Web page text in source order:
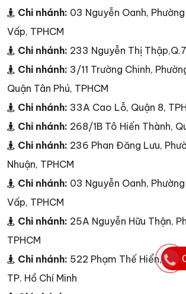
Chi nhánh: 03 Nguyễn Oanh,
Vấp, TPHCM
Chi nhánh: 233 Nguyễn Thị
Chi nhánh: 3/11 Trường Chinh,
Quận Tân Phú, TPHCM
Chi nhánh: 33A Cao Lỗ, Quận 8,
Chi nhánh: 268/1B Tô Hiến Thành,
Chi nhánh: 236 Phan Đăng Lưu,
Nhuận, TPHCM
Chi nhánh: 03 Nguyễn Oanh,
Vấp, TPHCM
Chi nhánh: 25A Nguyễn Hữu Thận,
TPHCM
Chi nhánh: 522 Phạm Thế Hiển,
TP. Hồ Chí Minh